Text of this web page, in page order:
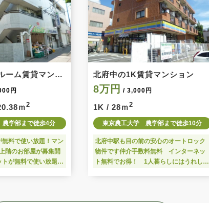
ーム賃貸マンシ
円
ｍ2
学部まで徒歩4分
無料で使い放題！マン
階のお部屋が募集開
が無料で使い放題！
北府中の1K賃貸マンション
8万円 / 3,000円
1K / 28ｍ2
東京農工大学 農学部まで徒歩10分
北府中駅も目の前の安心のオートロック
物件です仲介手数料無料 インターネッ
ト無料でお得！ 1人暮らしにはうれしい